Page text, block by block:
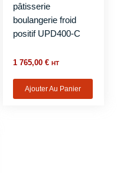
pâtisserie
boulangerie froid
positif UPD400-C
1 765,00 € HT
Ajouter Au Panier